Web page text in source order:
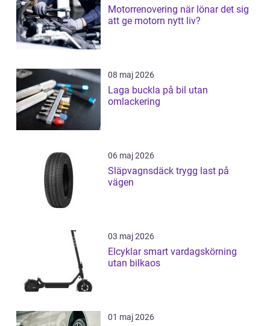
Motorrenovering när lönar det sig
att ge motorn nytt liv?
08 maj 2026
Laga buckla på bil utan
omlackering
06 maj 2026
Släpvagnsdäck trygg last på
vägen
03 maj 2026
Elcyklar smart vardagskörning
utan bilkaos
01 maj 2026